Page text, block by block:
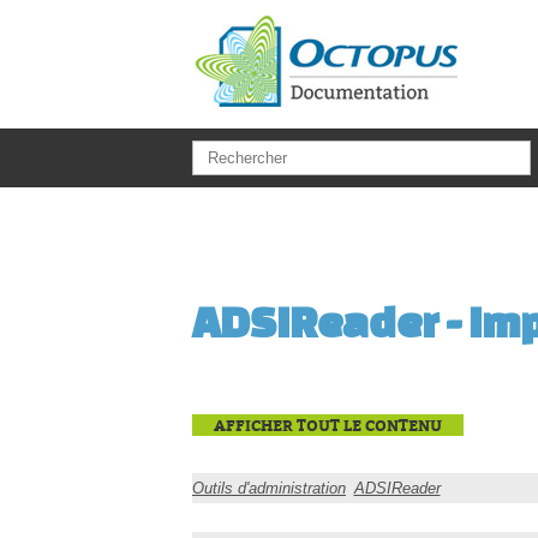
ADSIReader -
AFFICHER TOUT LE CONTENU
Outils d'administration ADSIReader